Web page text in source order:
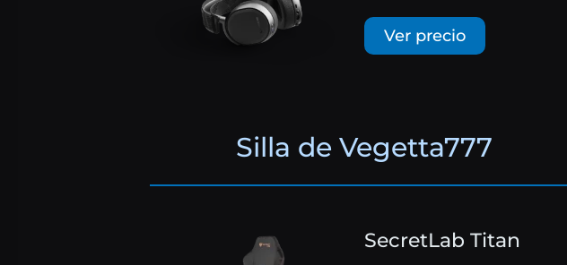
Ver precio
Silla de Vegetta777
SecretLab Titan